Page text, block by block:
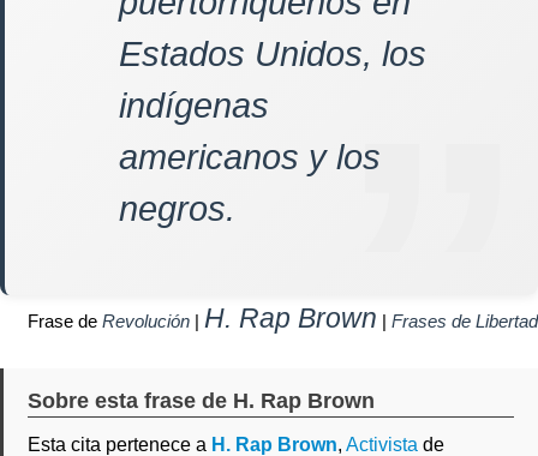
Estados Unidos, los
indígenas
americanos y los
negros.
Frase de Revolución | H. Rap Brown | Frases de Libertad
Sobre esta frase de H. Rap Brown
Esta cita pertenece a H. Rap Brown, Activista de